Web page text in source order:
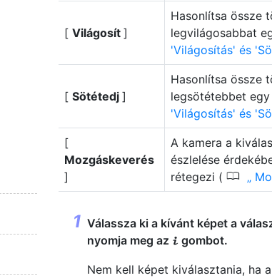
[ Világosít ]
Hasonlítsa össze
legvilágosabbat
'Világosítás' és
[ Sötétedj ]
Hasonlítsa össze
legsötétebbet
'Világosítás' és
[
Mozgáskeverés
]
A kamera a
észlelése
rétegezi ( 0
Válassza ki a kívánt képet a
nyomja meg az i gombot.
Nem kell képet kiválasztania, ha